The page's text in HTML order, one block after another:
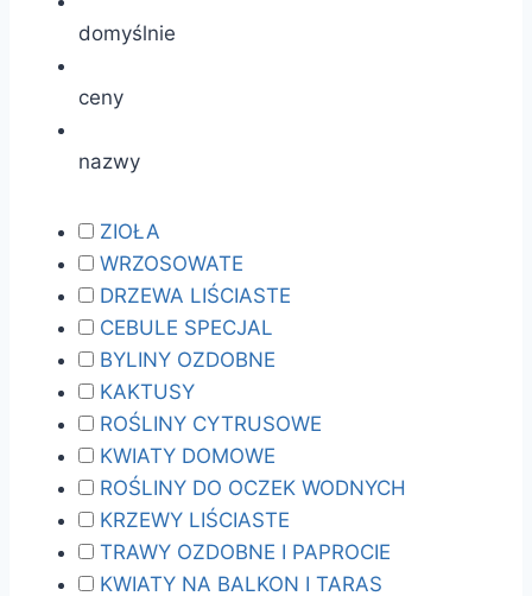
domyślnie
ceny
nazwy
ZIOŁA
WRZOSOWATE
DRZEWA LIŚCIASTE
CEBULE SPECJAL
BYLINY OZDOBNE
KAKTUSY
ROŚLINY CYTRUSOWE
KWIATY DOMOWE
ROŚLINY DO OCZEK WODNYCH
KRZEWY LIŚCIASTE
TRAWY OZDOBNE I PAPROCIE
KWIATY NA BALKON I TARAS